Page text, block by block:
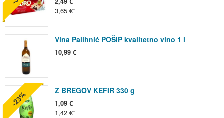
3,65 €
Vina Palihnić POŠIP kvalitetno vino 1 l
10,99 €
Z BREGOV KEFIR 330 g
1,09 €
1,42 €
-23%